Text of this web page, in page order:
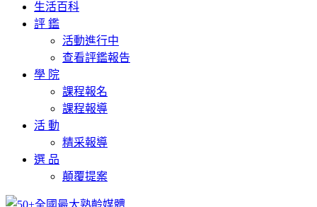
生活百科
評 鑑
活動進行中
查看評鑑報告
學 院
課程報名
課程報導
活 動
精采報導
選 品
顛覆提案